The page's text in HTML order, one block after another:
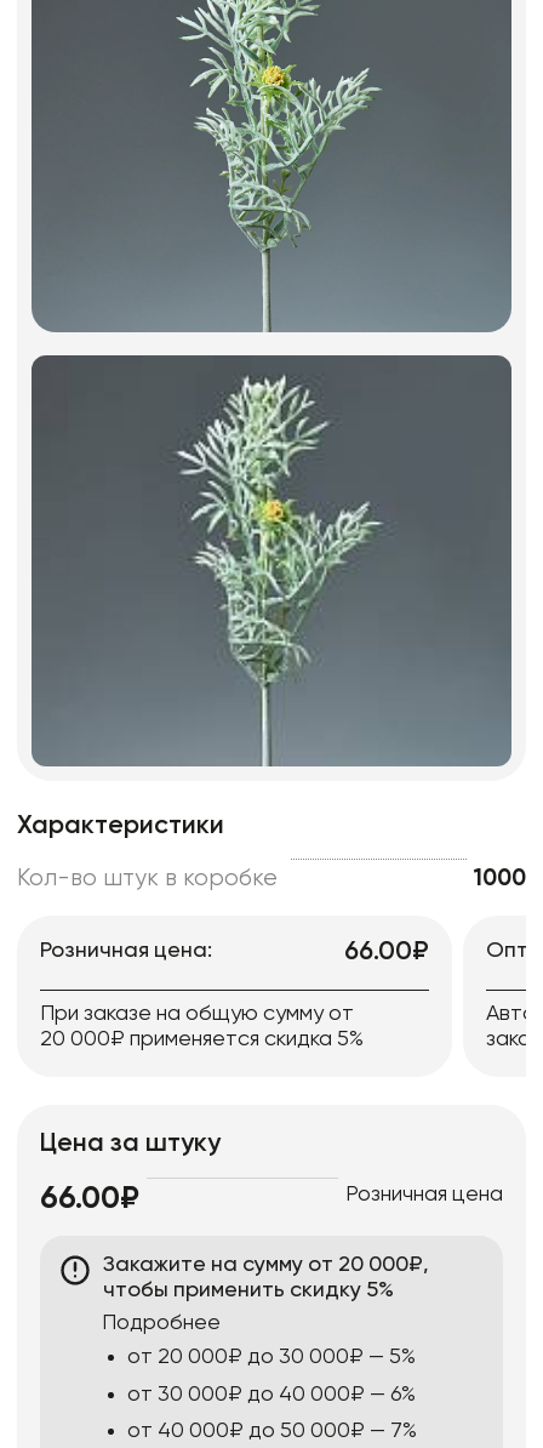
Искусственные цветы и растения
Декоративные вазы, кашпо
Характеристики
Кол-во штук в коробке 1000
Розничная цена: 66.00₽
При заказе на общую сумму от
20 000₽ применяется скидка 5%
Цена за штуку
66.00₽ Розничная цена
Закажите на сумму от 20 000₽,
чтобы применить скидку 5%
Подробнее
от 20 000₽ до 30 000₽ — 5%
от 30 000₽ до 40 000₽ — 6%
от 40 000₽ до 50 000₽ — 7%